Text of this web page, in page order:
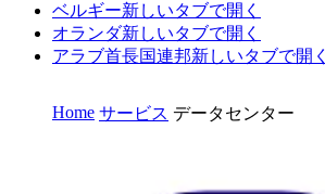
ベルギー新しいタブで開く
オランダ新しいタブで開く
アラブ首長国連邦新しいタブで開く
Home サービス データセンター